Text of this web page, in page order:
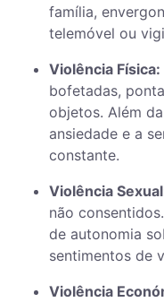
família,
telemóvel ou
Violência Física:
bofetadas,
objetos. Além
ansiedade e a
constante.
Violência
não
de autonomia
sentimentos de
Violência